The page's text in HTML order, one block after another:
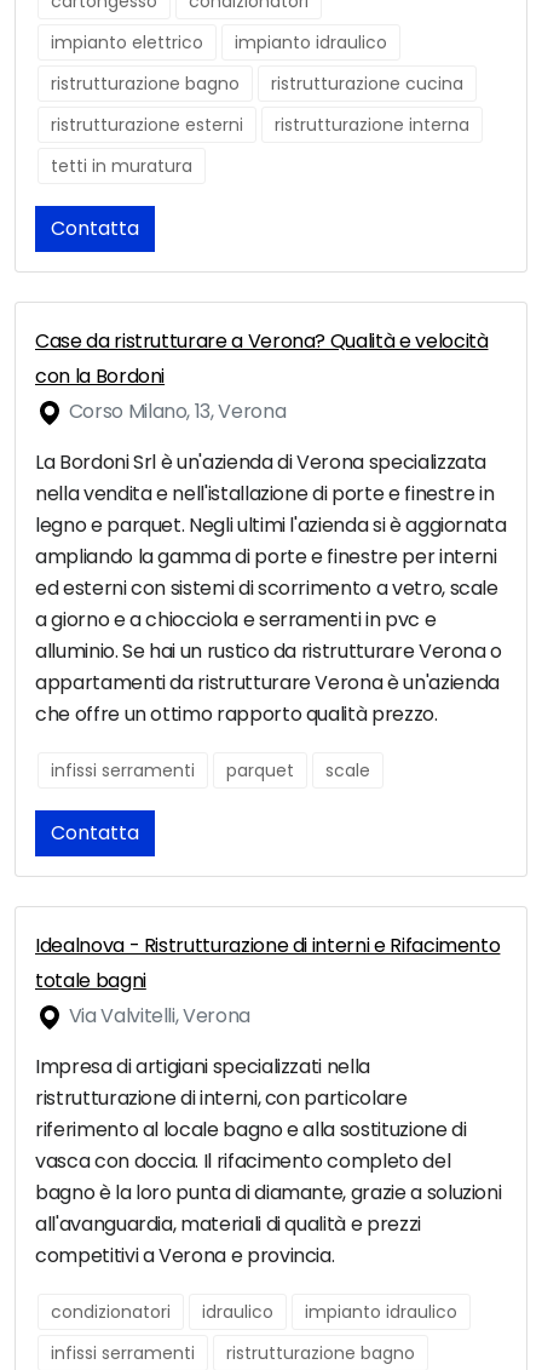
impianto elettrico
impianto idraulico
ristrutturazione bagno
ristrutturazione cucina
ristrutturazione esterni
ristrutturazione interna
tetti in muratura
Contatta
Case da ristrutturare a Verona? Qualità e velocità
con la Bordoni
Corso Milano, 13, Verona
La Bordoni Srl è un'azienda di Verona specializzata
nella vendita e nell'istallazione di porte e finestre in
legno e parquet. Negli ultimi l'azienda si è aggiornata
ampliando la gamma di porte e finestre per interni
ed esterni con sistemi di scorrimento a vetro, scale
a giorno e a chiocciola e serramenti in pvc e
alluminio. Se hai un rustico da ristrutturare Verona o
appartamenti da ristrutturare Verona è un'azienda
che offre un ottimo rapporto qualità prezzo.
infissi serramenti parquet scale
Contatta
Idealnova - Ristrutturazione di interni e Rifacimento
totale bagni
Via Valvitelli, Verona
Impresa di artigiani specializzati nella
ristrutturazione di interni, con particolare
riferimento al locale bagno e alla sostituzione di
vasca con doccia. Il rifacimento completo del
bagno è la loro punta di diamante, grazie a soluzioni
all'avanguardia, materiali di qualità e prezzi
competitivi a Verona e provincia.
condizionatori idraulico
impianto idraulico
infissi serramenti
ristrutturazione bagno